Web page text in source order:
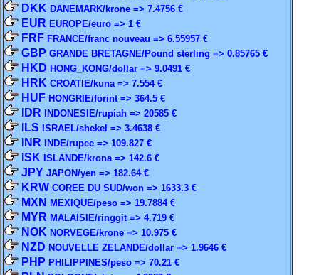
DKK DANEMARK/krone => 7.4756 €
EUR EUROPE/euro => 1 €
FRF FRANCE/franc nouveau => 6.55957 €
GBP GRANDE BRETAGNE/Pound sterling => 0.85765 €
HKD HONG_KONG/dollar => 9.0491 €
HRK CROATIE/kuna => 7.554 €
HUF HONGRIE/forint => 364.5 €
IDR INDONESIE/rupiah => 20585 €
ILS ISRAEL/shekel => 3.4638 €
INR INDE/rupee => 109.827 €
ISK ISLANDE/krona => 142.6 €
JPY JAPON/yen => 182.64 €
KRW COREE DU SUD/won => 1633.3 €
MXN MEXIQUE/peso => 19.7884 €
MYR MALAISIE/ringgit => 4.719 €
NOK NORVEGE/krone => 10.975 €
NZD NOUVELLE ZELANDE/dollar => 1.9646 €
PHP PHILIPPINES/peso => 70.21 €